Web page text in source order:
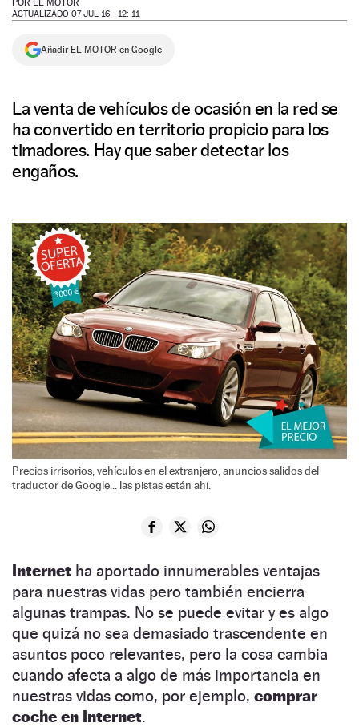
NEWSLETTER
POR EL MOTOR
ACTUALIZADO 07 JUL 16 - 12: 11
Añadir EL MOTOR en Google
La venta de vehículos de ocasión en la red se
ha convertido en territorio propicio para los
timadores. Hay que saber detectar los
engaños.
Precios irrisorios, vehículos en el extranjero, anuncios salidos del
traductor de Google... las pistas están ahí.
Internet ha aportado innumerables ventajas
para nuestras vidas pero también encierra
algunas trampas. No se puede evitar y es algo
que quizá no sea demasiado trascendente en
asuntos poco relevantes, pero la cosa cambia
cuando afecta a algo de más importancia en
nuestras vidas como, por ejemplo, comprar
coche en Internet.